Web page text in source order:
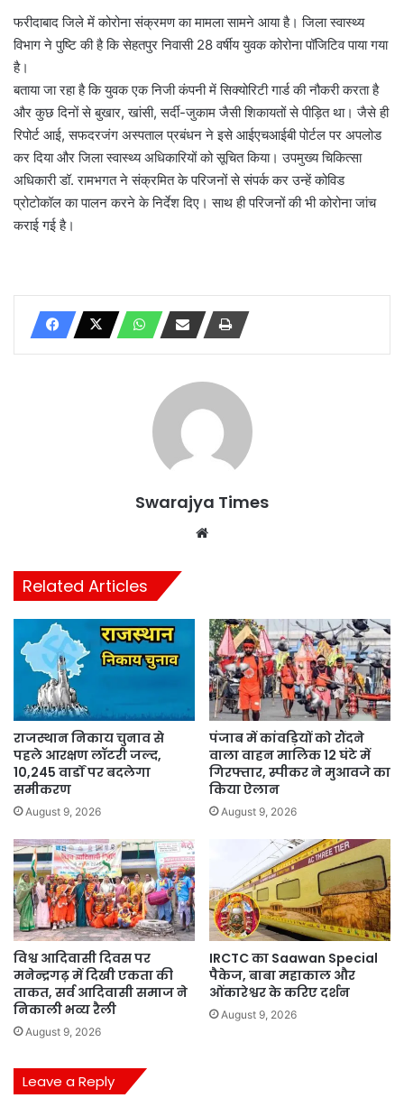
फरीदाबाद जिले में कोरोना संक्रमण का मामला सामने आया है। जिला स्वास्थ्य
विभाग ने पुष्टि की है कि सेहतपुर निवासी 28 वर्षीय युवक कोरोना पॉजिटिव पाया गया
है।
बताया जा रहा है कि युवक एक निजी कंपनी में सिक्योरिटी गार्ड की नौकरी करता है
और कुछ दिनों से बुखार, खांसी, सर्दी-जुकाम जैसी शिकायतों से पीड़ित था। जैसे ही
रिपोर्ट आई, सफदरजंग अस्पताल प्रबंधन ने इसे आईएचआईबी पोर्टल पर अपलोड
कर दिया और जिला स्वास्थ्य अधिकारियों को सूचित किया। उपमुख्य चिकित्सा
अधिकारी डॉ. रामभगत ने संक्रमित के परिजनों से संपर्क कर उन्हें कोविड
प्रोटोकॉल का पालन करने के निर्देश दिए। साथ ही परिजनों की भी कोरोना जांच
कराई गई है।
Swarajya Times
Related Articles
राजस्थान निकाय चुनाव से
पहले आरक्षण लॉटरी जल्द,
10,245 वार्डों पर बदलेगा
समीकरण
August 9, 2026
पंजाब में कांवड़ियों को रौंदने
वाला वाहन मालिक 12 घंटे में
गिरफ्तार, स्पीकर ने मुआवजे का
किया ऐलान
August 9, 2026
विश्व आदिवासी दिवस पर
मनेन्द्रगढ़ में दिखी एकता की
ताकत, सर्व आदिवासी समाज ने
निकाली भव्य रैली
August 9, 2026
IRCTC का Saawan Special
पैकेज, बाबा महाकाल और
ओंकारेश्वर के करिए दर्शन
August 9, 2026
Leave a Reply